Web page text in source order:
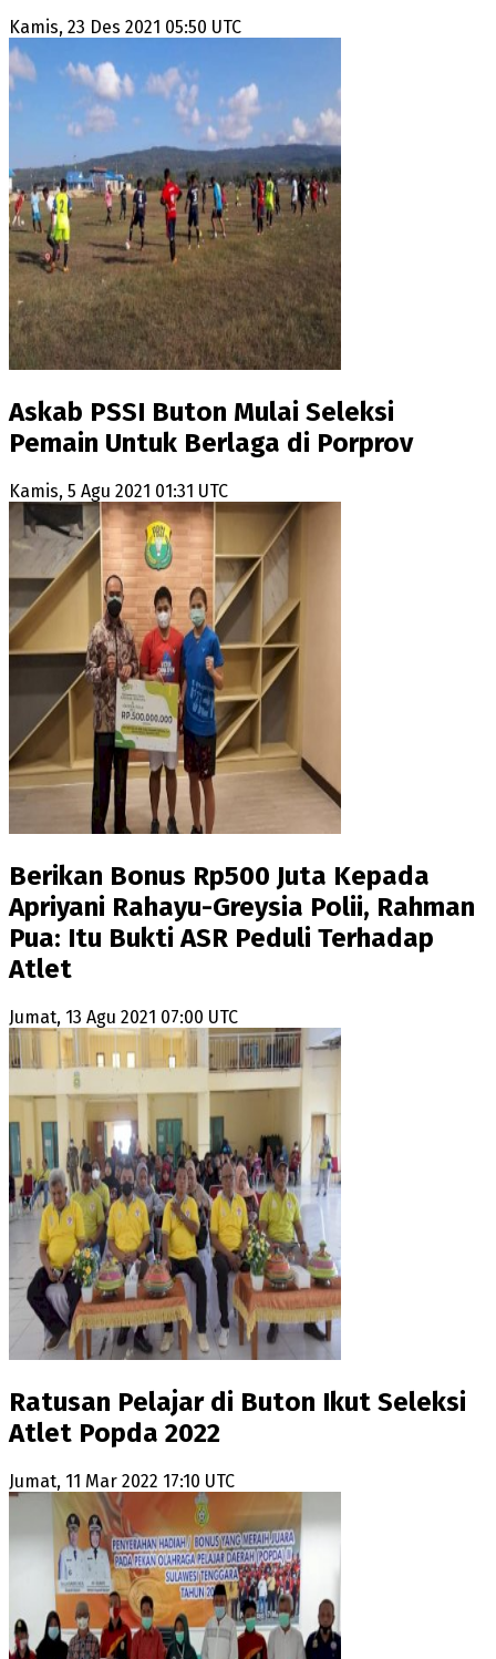
Kamis, 23 Des 2021 05:50 UTC
Askab PSSI Buton Mulai Seleksi
Pemain Untuk Berlaga di Porprov
Kamis, 5 Agu 2021 01:31 UTC
Berikan Bonus Rp500 Juta Kepada
Apriyani Rahayu-Greysia Polii, Rahman
Pua: Itu Bukti ASR Peduli Terhadap
Atlet
Jumat, 13 Agu 2021 07:00 UTC
Ratusan Pelajar di Buton Ikut Seleksi
Atlet Popda 2022
Jumat, 11 Mar 2022 17:10 UTC